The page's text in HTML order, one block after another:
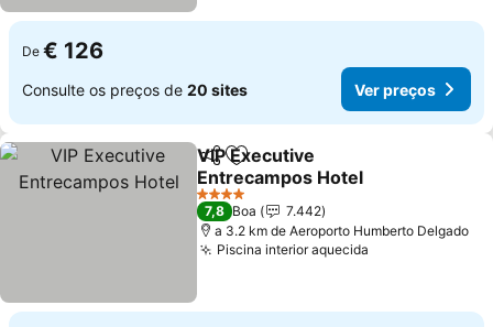
De € 126
Consulte os preços de 20 sites Ver preços
PartilharAdicionar aos favoritos
VIP Executive
Entrecampos Hotel
4 Estrelas
7,8 Boa
7.442
a 3.2 km de Aeroporto Humberto Delgado
Piscina interior aquecida